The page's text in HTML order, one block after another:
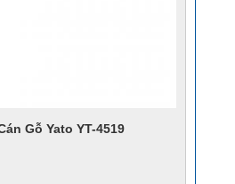
Gỗ Yato YT-4519